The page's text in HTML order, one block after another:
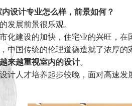
设计专业怎么样，前景如何？
发展前景很乐观。
化建设的加快，住宅业的兴旺，
中国传统的伦理道德造就了浓厚
来越重视室内的设计。
计人才培养起步较晚，面对高速